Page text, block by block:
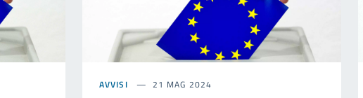
AVVISI 21 MAG 2024